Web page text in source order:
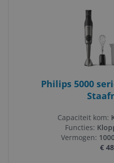
Philips 5000
Capaciteit kom:
Functies:
Vermogen:
€